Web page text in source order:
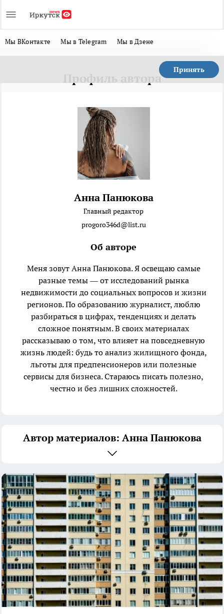
Мы ВКонтакте Мы в Telegram Мы в Дзене
Принять
Профиль автора
Анна Панюкова
Главный редактор
progoro346d@list.ru
Об авторе
Меня зовут Анна Панюкова. Я освещаю самые
разные темы — от исследований рынка
недвижимости до социальных вопросов и жизни
регионов. По образованию журналист, люблю
разбираться в цифрах, тенденциях и делать
сложное понятным. В своих материалах
рассказываю о том, что влияет на повседневную
жизнь людей: будь то анализ жилищного фонда,
льготы для предпенсионеров или полезные
сервисы для бизнеса. Стараюсь писать полезно,
честно и без лишних сложностей.
Автор материалов: Анна Панюкова